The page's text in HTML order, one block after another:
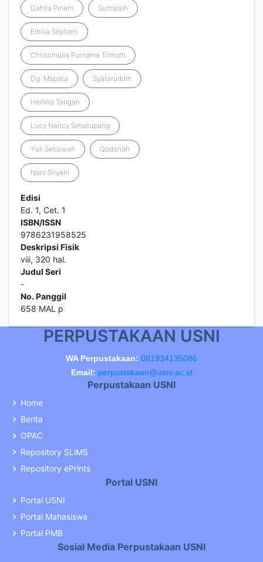
Dahlia Pinem Sumarsih
Emilia Septiani
Christimulia Purnama Trimurti
Dg. Mapata Syafaruddin
Herlina Tarigan
Lucy Nancy Simatupang
Yuli Setiawan Qodariah
Nani Sriyani
Edisi
Ed. 1, Cet. 1
ISBN/ISSN
9786231958525
Deskripsi Fisik
viii, 320 hal.
Judul Seri
-
No. Panggil
658 MAL p
PERPUSTAKAAN USNI
WA Perpustakaan: 081934135086
Email: perpustakaan@usni.ac.id
Perpustakaan USNI
Home
Berita
OPAC
Repository SLiMS
Repository ePrints
Portal USNI
Portal USNI
Portal Mahasiswa
Portal PMB
Sosial Media Perpustakaan USNI